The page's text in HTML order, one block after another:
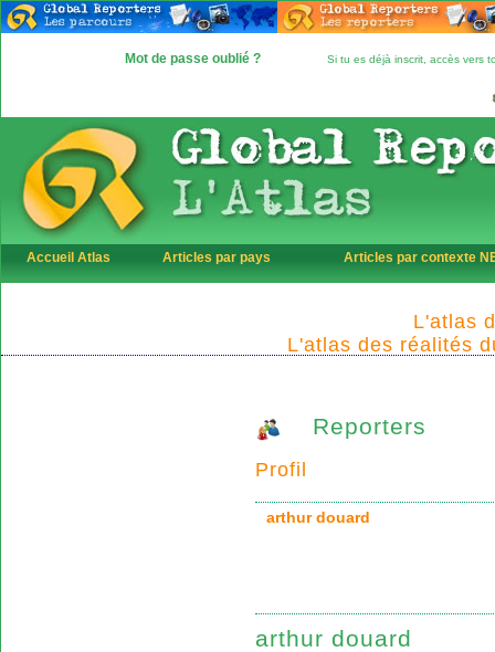
Mot de passe oublié ? Si tu es déjà inscrit, accès vers
Accueil Atlas Articles par pays Articles par contexte
L'atlas
L'atlas des réalités
Reporters
Profil
arthur douard
arthur douard